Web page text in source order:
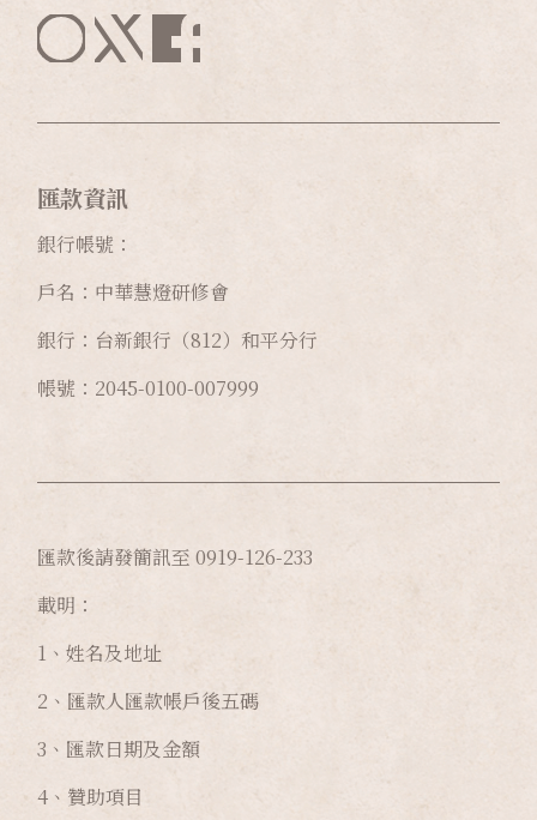
匯款資訊
銀行帳號：
戶名：中華慧燈研修會
銀行：台新銀行（812）和平分行
帳號：2045-0100-007999
匯款後請發簡訊至 0919-126-233
載明：
1、姓名及地址
2、匯款人匯款帳戶後五碼
3、匯款日期及金額
4、贊助項目